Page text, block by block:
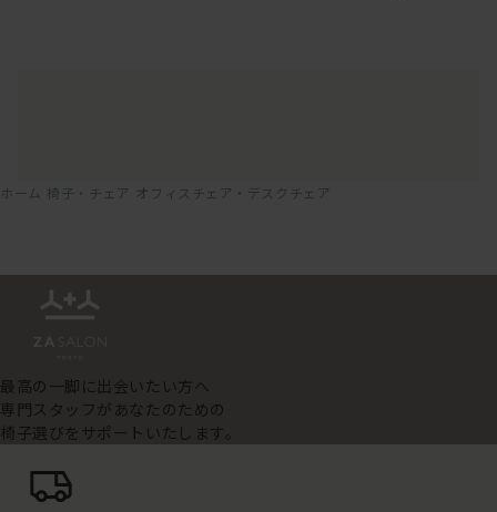
ホーム 椅子・チェア オフィスチェア・デスクチェア
最高の一脚に出会いたい方へ
専門スタッフがあなたのための
椅子選びをサポートいたします。